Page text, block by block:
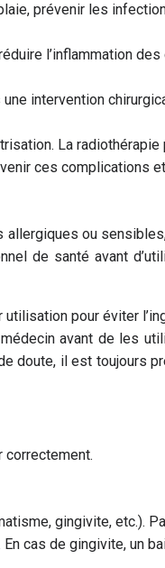
prévenir les
l’inflammation
intervention
La
ces complications
ou
de santé avant
pour éviter
avant de les
doute, il est toujours
correctement.
gingivite, etc.).
cas de gingivite, un